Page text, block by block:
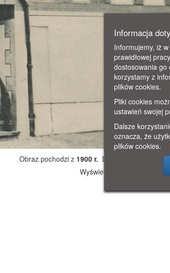
Obraz pochodzi z 1900 r. Dodano: 2021-11-08
Wyświetlono: 2866
Informacja
Informujemy, iż
prawidłowej
dostosowania go
korzystamy z
plików cookies.
Pliki cookies
ustawień swojej
Dalsze
oznacza, że
plików cookies.